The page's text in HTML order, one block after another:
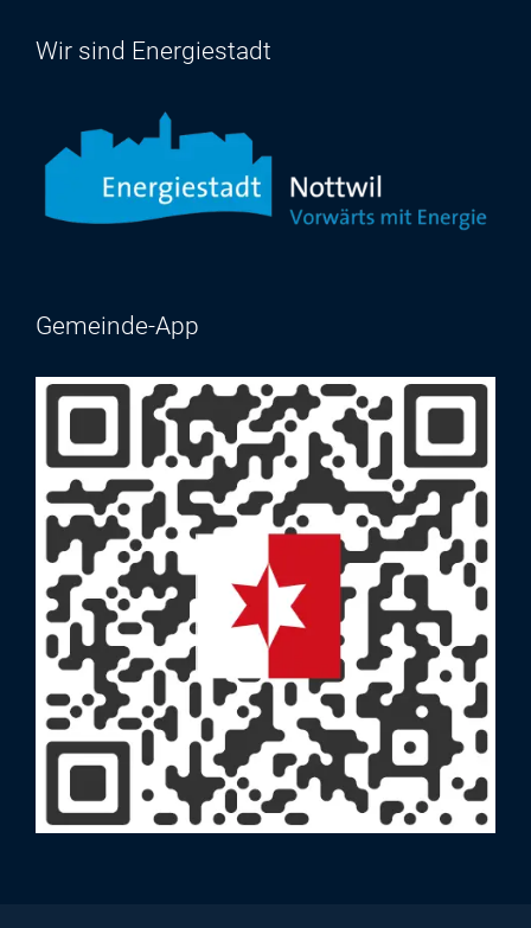
Wir sind Energiestadt
Gemeinde-App